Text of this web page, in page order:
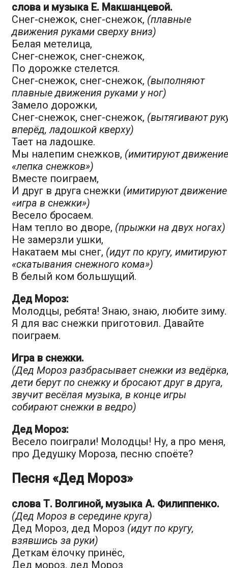
слова и музыка Е. Макшанцевой.
Снег-снежок, снег-снежок, (плавные
движения руками сверху вниз)
Белая метелица,
Снег-снежок, снег-снежок,
По дорожке стелется.
Снег-снежок, снег-снежок, (выполняют
плавные движения руками у ног)
Замело дорожки,
Снег-снежок, снег-снежок, (вытягивают
вперёд, ладошкой кверху)
Тает на ладошке.
Мы налепим снежков, (имитируют движение
«лепка снежков»)
Вместе поиграем,
И друг в друга снежки (имитируют движение
«игра в снежки»)
Весело бросаем.
Нам тепло во дворе, (прыжки на двух ногах)
Не замерзли ушки,
Накатаем мы снег, (идут по кругу, имитируют
«скатывания снежного кома»)
В белый ком большущий.
Дед Мороз:
Молодцы, ребята! Знаю, знаю, любите зиму.
Я для вас снежки приготовил. Давайте
поиграем.
Игра в снежки.
(Дед Мороз разбрасывает снежки из
дети берут по снежку и бросают друг в друга,
звучит весёлая музыка, в конце игры
собирают снежки в ведро)
Дед Мороз:
Весело поиграли! Молодцы! Ну, а про меня,
про Дедушку Мороза, песню споёте?
Песня «Дед Мороз»
слова Т. Волгиной, музыка А. Филиппенко.
(Дед Мороз в середине круга)
Дед Мороз, дед Мороз (идут по кругу,
взявшись за руки)
Деткам ёлочку принёс,
Дед мороз, дед Мороз